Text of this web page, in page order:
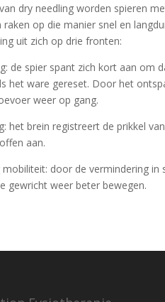
dry needling worden spieren
raken op die manier snel en
uit zich op drie fronten:
de spier spant zich kort aan om
het ware gereset. Door het
weer op gang.
het brein registreert de prikkel
aan.
mobiliteit: door de vermindering in
gewricht weer beter bewegen.